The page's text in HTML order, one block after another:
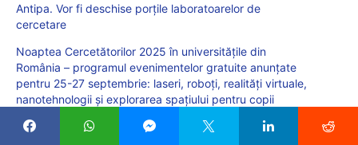
Antipa. Vor fi deschise porțile laboratoarelor de
cercetare
Noaptea Cercetătorilor 2025 în universitățile din
România – programul evenimentelor gratuite anunțate
pentru 25-27 septembrie: laseri, roboți, realități virtuale,
nanotehnologii și explorarea spațiului pentru copii
Noaptea Muzeelor 2026. Peste 300 de muzee și entități